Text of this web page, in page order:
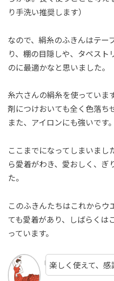
り手洗い推奨します）
なので、絹糸のふきんはテー
り、棚の目隠しや、タペスト
のに最適かなと思いました。
糸六さんの絹糸を使っていま
剤につけおいても全く色落ち
また、アイロンにも強いです。
ここまでになってしまいま
ら愛着がわき、愛おしく、ぎ
た。
このふきんたちはこれから
ても愛着があり、しばらくは
っています。
楽しく使えて、感